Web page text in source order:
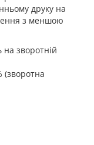
друку на
з меншою
на зворотній
(зворотна